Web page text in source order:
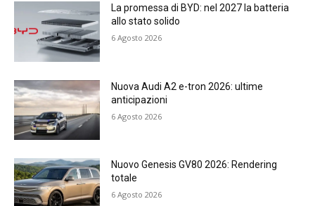
La promessa di BYD: nel 2027 la batteria
allo stato solido
6 Agosto 2026
Nuova Audi A2 e-tron 2026: ultime
anticipazioni
6 Agosto 2026
Nuovo Genesis GV80 2026: Rendering
totale
6 Agosto 2026